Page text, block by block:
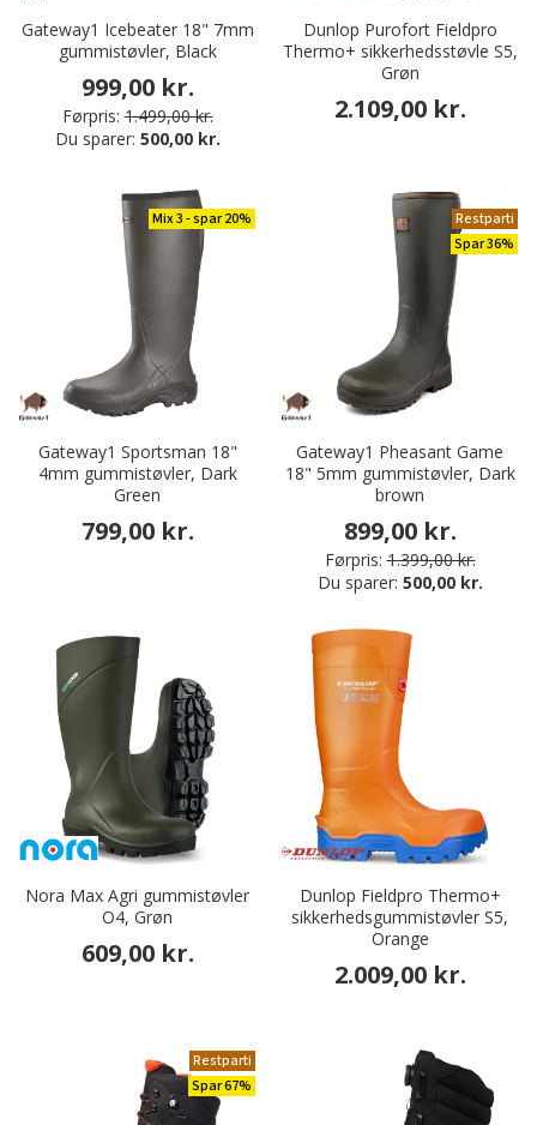
Gateway1 Icebeater 18" 7mm
gummistøvler, Black
999,00 kr.
Førpris: 1.499,00 kr.
Du sparer: 500,00 kr.
Dunlop Purofort Fieldpro
Thermo+ sikkerhedsstøvle S5,
Grøn
2.109,00 kr.
Mix 3 - spar 20%
Gateway1 Sportsman 18"
4mm gummistøvler, Dark
Green
799,00 kr.
Restparti
Spar 36%
Gateway1 Pheasant Game
18" 5mm gummistøvler, Dark
brown
899,00 kr.
Førpris: 1.399,00 kr.
Du sparer: 500,00 kr.
Nora Max Agri gummistøvler
O4, Grøn
609,00 kr.
Dunlop Fieldpro Thermo+
sikkerhedsgummistøvler S5,
Orange
2.009,00 kr.
Restparti
Spar 67%